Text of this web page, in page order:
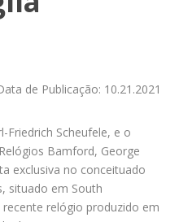
de Publicação: 10.21.2021
Friedrich Scheufele, e o
Bamford, George
exclusiva no conceituado
situado em South
relógio produzido em